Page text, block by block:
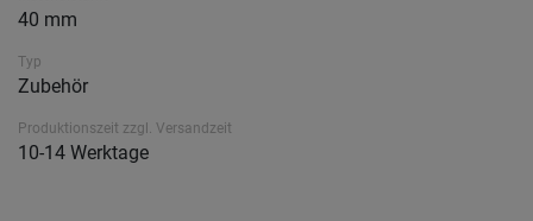
40 mm
Typ
Zubehör
Produktionszeit zzgl. Versandzeit
10-14 Werktage